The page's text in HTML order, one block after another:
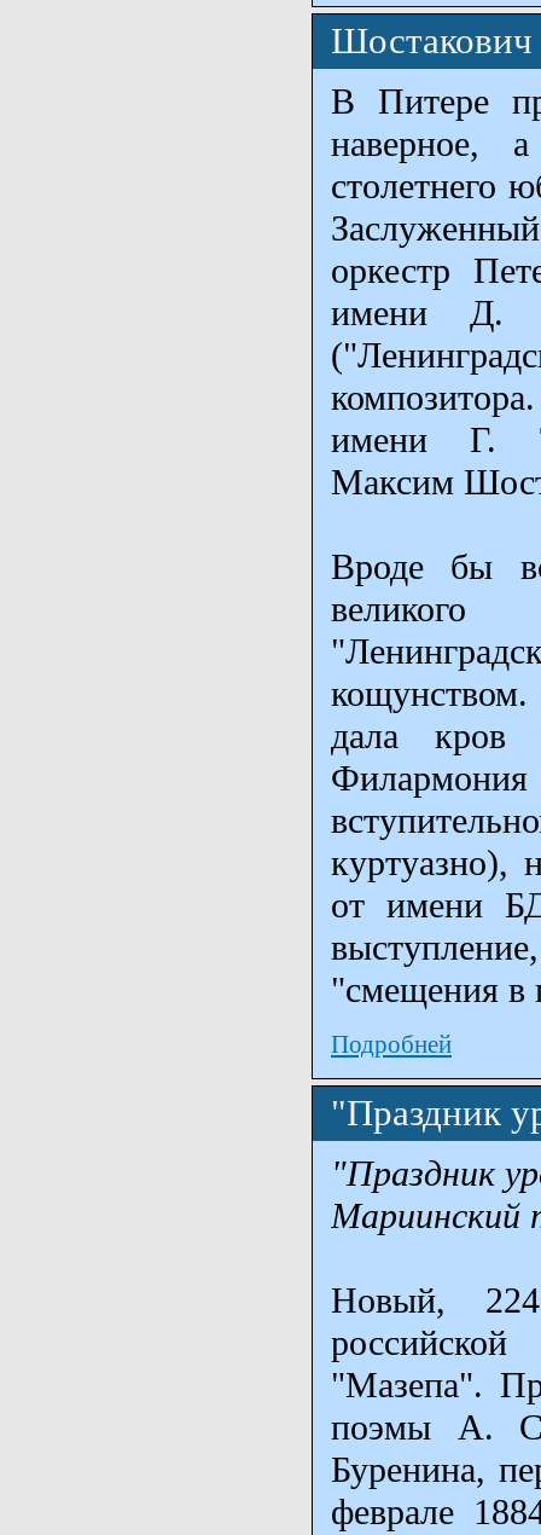
Шостакович
В Питере
наверное,
столетнего
оркестр
имени Д.
имени Г.
Максим
Вроде бы
дала кров
куртуазно),
от имени
"смещения в
Подробней
"Праздник
"Праздник
Мариинский
Новый,
"Мазепа".
поэмы А.
Буренина,
феврале